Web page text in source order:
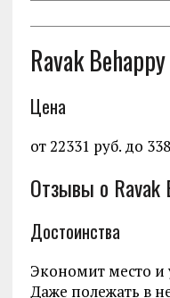
Ravak
Цена
от 22331 руб. до
Отзывы о Ravak
Достоинства
Экономит место и
Даже полежать в